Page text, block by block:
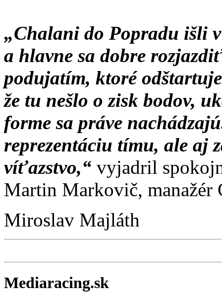
„Chalani do Popradu išli
a hlavne sa dobre
podujatím, ktoré
že tu nešlo o zisk bodov,
forme sa práve
reprezentáciu tímu, ale aj
víťazstvo,“ vyjadril
Martin Markovič,
Miroslav Majláth
Mediaracing.sk